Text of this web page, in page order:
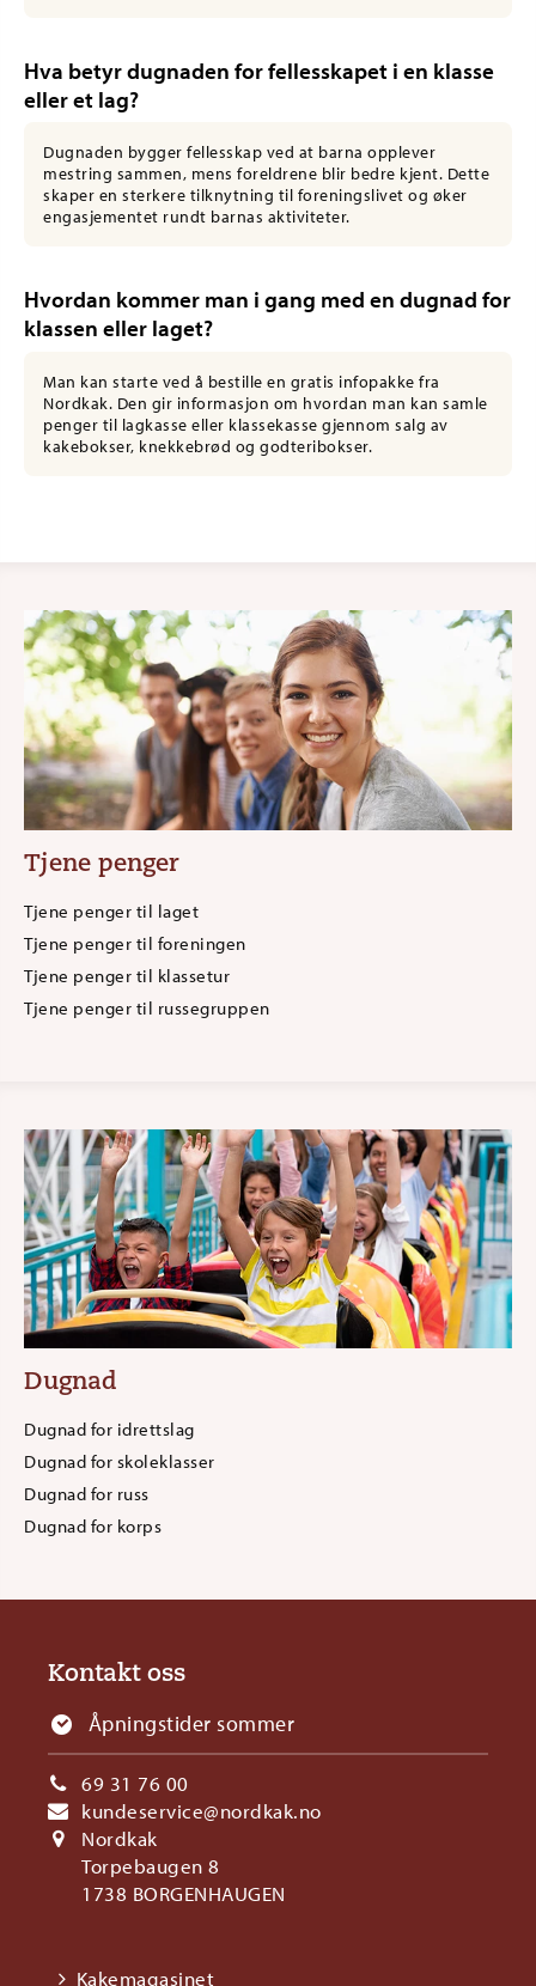
Hva betyr dugnaden for fellesskapet i en klasse
eller et lag?
Dugnaden bygger fellesskap ved at barna opplever
mestring sammen, mens foreldrene blir bedre kjent. Dette
skaper en sterkere tilknytning til foreningslivet og øker
engasjementet rundt barnas aktiviteter.
Hvordan kommer man i gang med en dugnad for
klassen eller laget?
Man kan starte ved å bestille en gratis infopakke fra
Nordkak. Den gir informasjon om hvordan man kan samle
penger til lagkasse eller klassekasse gjennom salg av
kakebokser, knekkebrød og godteribokser.
Tjene penger
Tjene penger til laget
Tjene penger til foreningen
Tjene penger til klassetur
Tjene penger til russegruppen
Dugnad
Dugnad for idrettslag
Dugnad for skoleklasser
Dugnad for russ
Dugnad for korps
Kontakt oss
Åpningstider sommer
Kakemagasinet
69 31 76 00
kundeservice@nordkak.no
Nordkak
Torpebaugen 8
1738 BORGENHAUGEN